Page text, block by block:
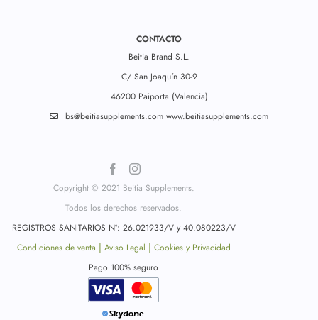
CONTACTO
Beitia Brand S.L.
C/ San Joaquín 30-9
46200 Paiporta (Valencia)
bs@beitiasupplements.com www.beitiasupplements.com
Copyright © 2021 Beitia Supplements.
Todos los derechos reservados.
REGISTROS SANITARIOS Nº: 26.021933/V y 40.080223/V
Condiciones de venta | Aviso Legal | Cookies y Privacidad
Pago 100% seguro